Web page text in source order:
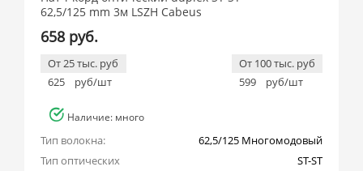
62,5/125 mm 3м LSZH Cabeus
658 руб.
От 25 тыс. руб
625
руб/шт
От 100 тыс. руб
599
руб/шт
Наличие: много
Тип волокна:
62,5/125 Многомодовый
Тип оптических
ST-ST